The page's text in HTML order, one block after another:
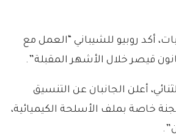
أكد روبيو للشيباني “العمل مع
قيصر خلال الأشهر المقبلة”.
أعلن الجانبان عن التنسيق
خاصة بملف الأسلحة الكيميائية،